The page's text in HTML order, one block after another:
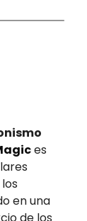
es
en una
de los